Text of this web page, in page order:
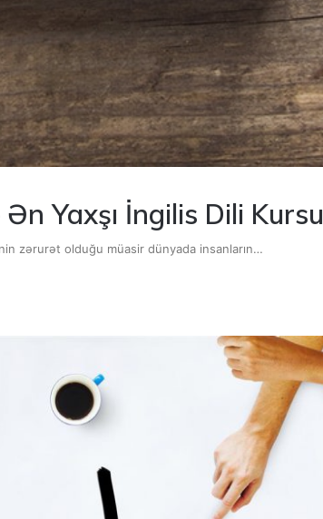
Yaxşı İngilis Dili Kursu
zərurət olduğu müasir dünyada insanların…